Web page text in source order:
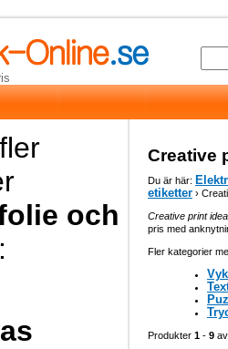
Creative
Du är här:
etiketter ›
Creative print
pris med
Fler kategorier
Produkter 1 - 9
och
: